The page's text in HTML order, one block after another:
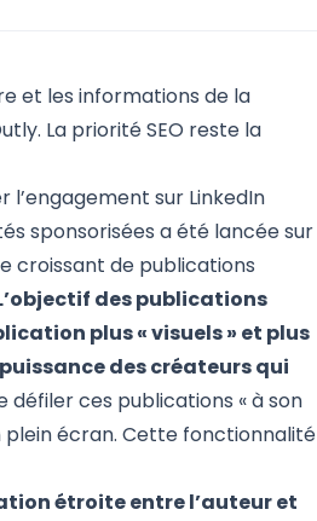
et les informations de la
La priorité SEO reste la
l’engagement sur LinkedIn
sponsorisées a été lancée sur
croissant de publications
des publications
plus « visuels » et plus
des créateurs qui
défiler ces publications « à son
plein écran. Cette fonctionnalité
étroite entre l’auteur et